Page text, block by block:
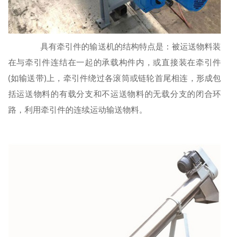
具有牵引件的输送机的结构特点是：被运送物料装
在与牵引件连结在一起的承载构件内，或直接装在牵引件
(如输送带)上，牵引件绕过各滚筒或链轮首尾相连，形成包
括运送物料的有载分支和不运送物料的无载分支的闭合环
路，利用牵引件的连续运动输送物料。